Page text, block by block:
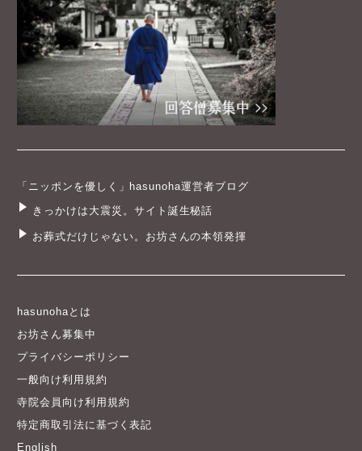
「ニッポンを優しく」hasunoha運営者ブログ
きっかけは大震災。サイト誕生秘話
お葬式だけじゃない。お坊さんの本領発揮
hasunohaとは
お坊さん募集中
プライバシーポリシー
一般向け利用規約
寺院会員向け利用規約
特定商取引法に基づく表記
English